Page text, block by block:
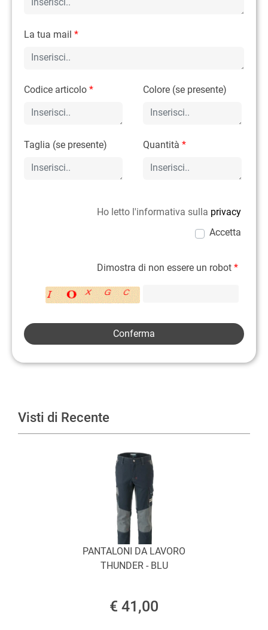
La tua mail *
Codice articolo * Colore (se presente)
Taglia (se presente) Quantità*
Ho letto l'informativa sulla privacy
Accetta
Dimostra di non essere un robot *
Visti di Recente
PANTALONI DA LAVORO
THUNDER - BLU
€ 41,00